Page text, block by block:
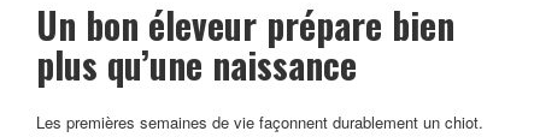
Un bon éleveur prépare bien
plus qu’une naissance
Les premières semaines de vie façonnent durablement un chiot.